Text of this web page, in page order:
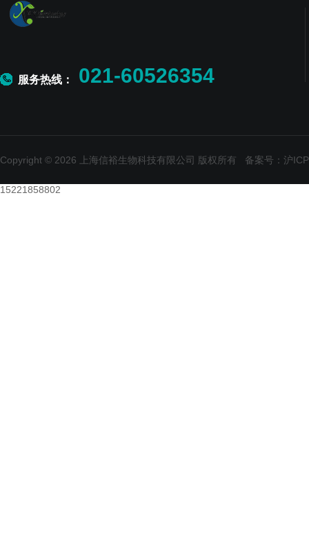
服务热线： 021-60526354
Copyright © 2026 上海信裕生物科技有限公司 版权所有 备案号：沪
15221858802